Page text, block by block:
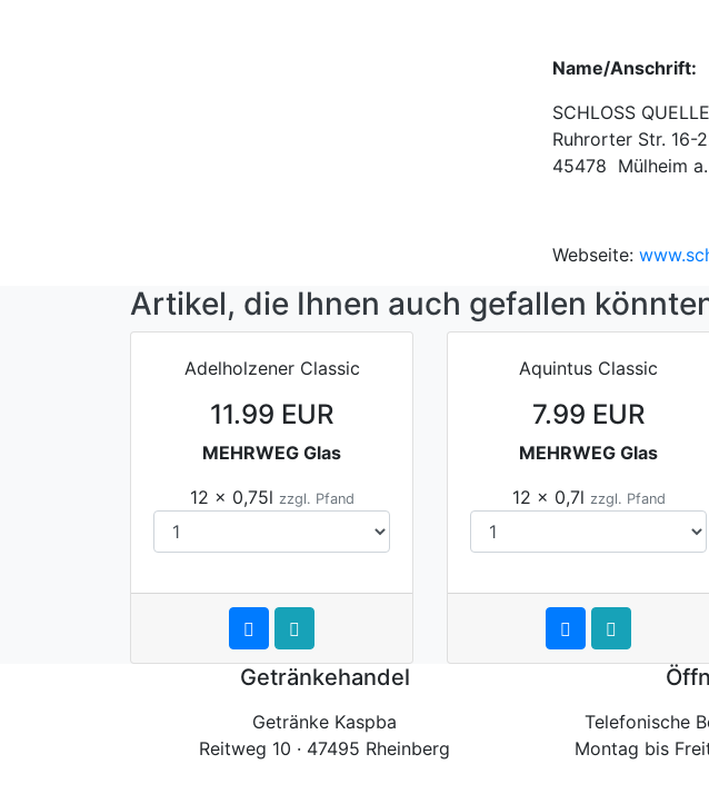
Name/Anschrift:
SCHLOSS
Ruhrorter Str. 16-
45478 Mülheim
Webseite:
Artikel, die Ihnen auch gefallen
Adelholzener Classic
11.99 EUR
MEHRWEG Glas
12 x 0,75l zzgl. Pfand
Aquintus Classic
7.99 EUR
MEHRWEG Glas
12 x 0,7l zzgl. Pfand
Getränkehandel
Getränke Kaspba
Reitweg 10 · 47495 Rheinberg
Telefonische
Montag bis